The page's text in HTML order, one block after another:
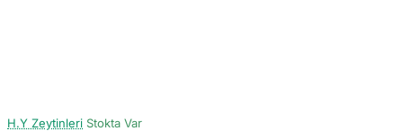
H.Y Zeytinleri Stokta Var